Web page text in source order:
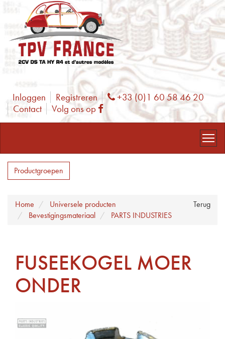
Inloggen Registreren Phone
+33 (0)1 60 58 46 20
Contact
Volg ons op Facebook
Productgroepen
Terug
Home
Universele producten
Bevestigingsmateriaal
PARTS INDUSTRIES
FUSEEKOGEL MOER
ONDER